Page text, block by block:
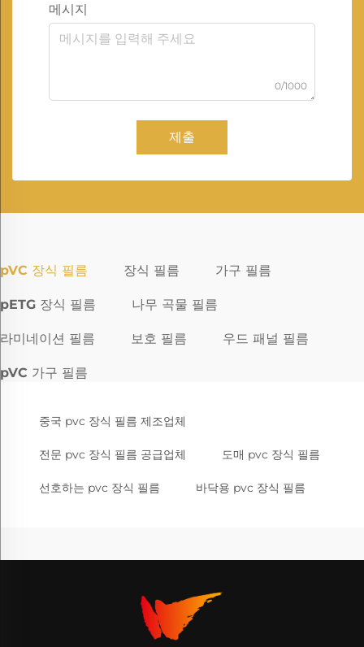
메시지
0/1000
제출
pVC 장식 필름 장식 필름 가구 필름
pETG 장식 필름 나무 곡물 필름
라미네이션 필름 보호 필름 우드 패널 필름
pVC 가구 필름
중국 pvc 장식 필름 제조업체
전문 pvc 장식 필름 공급업체 도매 pvc 장식 필름
선호하는 pvc 장식 필름 바닥용 pvc 장식 필름